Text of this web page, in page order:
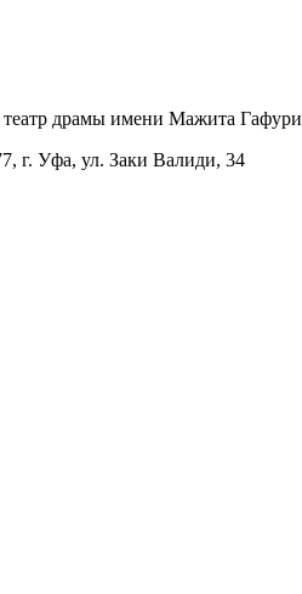
драмы имени Мажита Гафури
г. Уфа, ул. Заки Валиди, 34